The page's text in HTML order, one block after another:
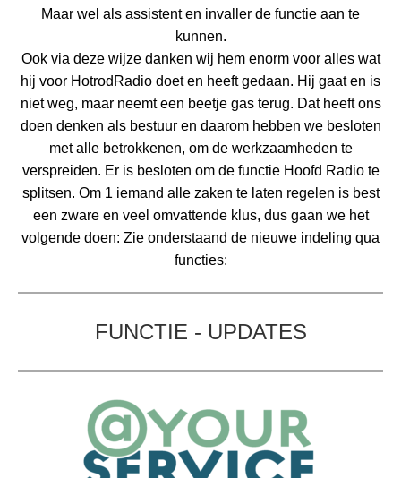
Maar wel als assistent en invaller de functie aan te
kunnen.
Ook via deze wijze danken wij hem enorm voor alles wat
hij voor HotrodRadio doet en heeft gedaan. Hij gaat en is
niet weg, maar neemt een beetje gas terug. Dat heeft ons
doen denken als bestuur en daarom hebben we besloten
met alle betrokkenen, om de werkzaamheden te
verspreiden. Er is besloten om de functie Hoofd Radio te
splitsen. Om 1 iemand alle zaken te laten regelen is best
een zware en veel omvattende klus, dus gaan we het
volgende doen: Zie onderstaand de nieuwe indeling qua
functies:
FUNCTIE - UPDATES